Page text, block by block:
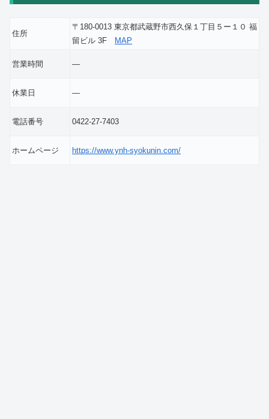
住所
〒180-0013 東京都武蔵野市西久保１丁目５ー１０ 福
留ビル 3F
MAP
営業時間 ―
休業日 ―
電話番号 0422-27-7403
ホームページ https://www.ynh-syokunin.com/